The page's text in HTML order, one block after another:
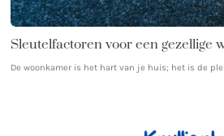
Sleutelfactoren voor een gezellige
De woonkamer is het hart van je huis; het is de